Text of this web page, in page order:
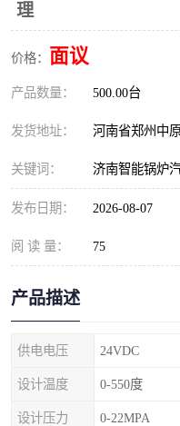
理
价格： 面议
产品数量： 500.00台
发货地址： 河南省郑州中
关键词： 济南智能锅炉
发布日期： 2026-08-07
阅 读 量： 75
产品描述
供电电压 24VDC
设计温度 0-550度
设计压力 0-22MPA